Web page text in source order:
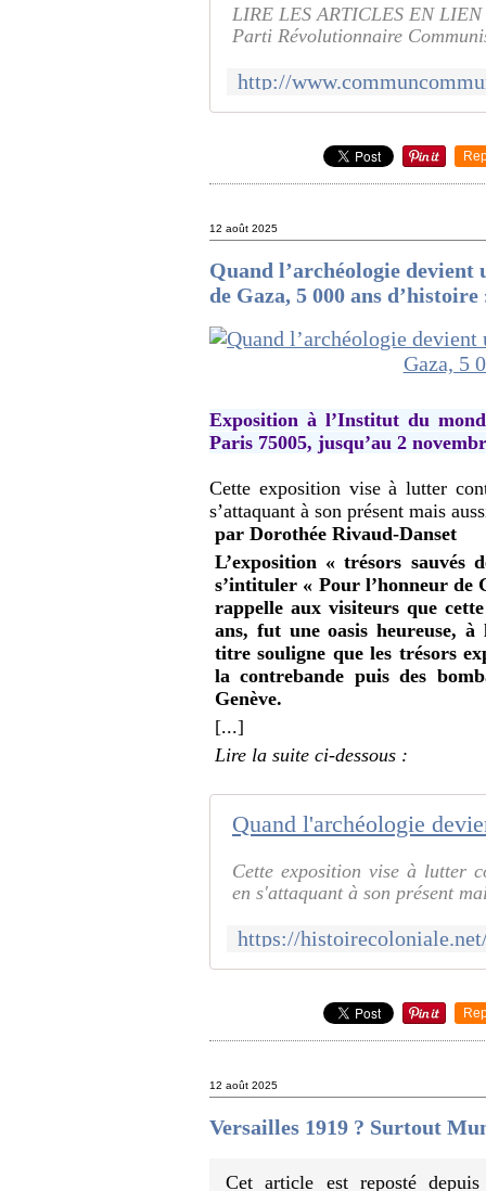
LIRE LES ARTICLES EN
Parti Révolutionnaire
12 août 2025
Quand l’archéologie devient
de Gaza, 5 000 ans d’histoire
Exposition à l’Institut du
Paris 75005, jusqu’au 2
Cette exposition vise à lutter
s’attaquant à son présent mais
par Dorothée Rivaud-Danset
L’exposition « trésors sauvés
s’intituler « Pour l’honneur de
rappelle aux visiteurs que
ans, fut une oasis heureuse, à
titre souligne que les trésors
la contrebande puis des
Genève.
[...]
Lire la suite ci-dessous :
Cette exposition vise à lutter
en s'attaquant à son présent
12 août 2025
Versailles 1919 ? Surtout
Cet article est reposté